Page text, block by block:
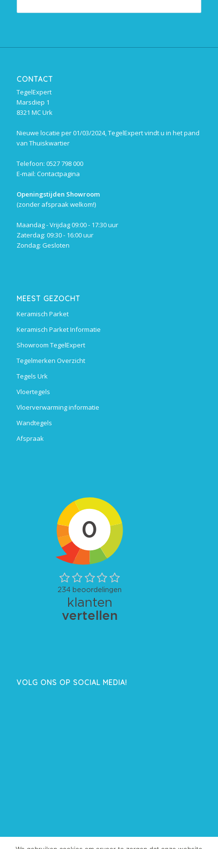
CONTACT
TegelExpert
Marsdiep 1
8321 MC Urk
Nieuwe locatie per 01/03/2024, TegelExpert vindt u in het pand
van Thuiskwartier
Telefoon: 0527 798 000
E-mail: Contactpagina
Openingstijden Showroom
(zonder afspraak welkom!)
Maandag - Vrijdag 09:00 - 17:30 uur
Zaterdag: 09:30 - 16:00 uur
Zondag: Gesloten
MEEST GEZOCHT
Keramisch Parket
Keramisch Parket Informatie
Showroom TegelExpert
Tegelmerken Overzicht
Tegels Urk
Vloertegels
Vloerverwarming informatie
Wandtegels
Afspraak
VOLG ONS OP SOCIAL MEDIA!